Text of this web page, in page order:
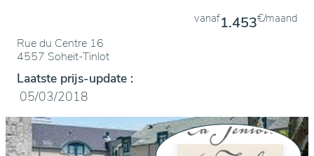
Rue du Centre 16
4557 Soheit-Tinlot
vanaf1.453€/maand
Laatste prijs-update :
05/03/2018